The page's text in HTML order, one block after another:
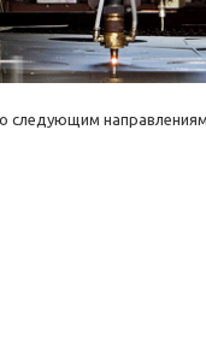
следующим